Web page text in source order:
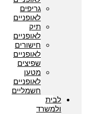
גריפים
לאופניים
תיק
לאופניים
חישורים
לאופניים
שפיצים
מטען
לאופניים
חשמליים
לבית
ולמשרד